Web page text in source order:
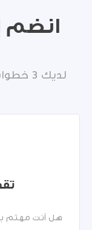
انضم
لديك 3 خطوات لتصبح واحدًا من فريق عملنا
هل أنت مهتم